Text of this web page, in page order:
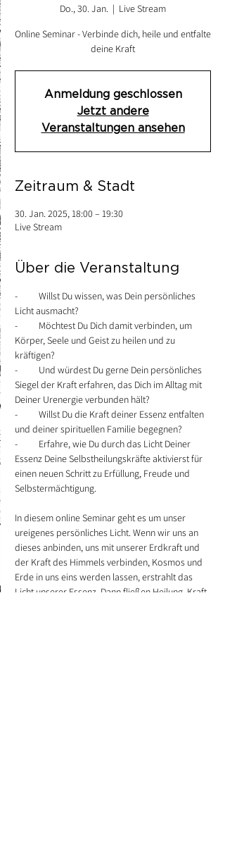
Do., 30. Jan.
  |
Live Stream
Online Seminar - Verbinde dich, heile und entfalte
deine Kraft
Anmeldung geschlossen
Jetzt andere
Veranstaltungen ansehen
Zeitraum & Stadt
30. Jan. 2025, 18:00 – 19:30
Live Stream
Über die Veranstaltung
-          Willst Du wissen, was Dein persönliches
Licht ausmacht?
-          Möchtest Du Dich damit verbinden, um
Körper, Seele und Geist zu heilen und zu
kräftigen?
-          Und würdest Du gerne Dein persönliches
Siegel der Kraft erfahren, das Dich im Alltag mit
Deiner Urenergie verbunden hält?
-          Willst Du die Kraft deiner Essenz entfalten
und deiner spirituellen Familie begegnen?
-          Erfahre, wie Du durch das Licht Deiner
Essenz Deine Selbstheilungskräfte aktivierst für
einen neuen Schritt zu Erfüllung, Freude und
Selbstermächtigung.
In diesem online Seminar geht es um unser
ureigenes persönliches Licht. Wenn wir uns an
dieses anbinden, uns mit unserer Erdkraft und
der Kraft des Himmels verbinden, Kosmos und
Erde in uns eins werden lassen, erstrahlt das
Licht unserer Essenz. Dann fließen Heilung, Kraft